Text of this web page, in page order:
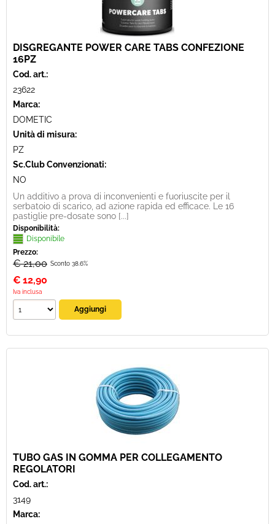
DISGREGANTE POWER CARE TABS CONFEZIONE
16PZ
Cod. art.:
23622
Marca:
DOMETIC
Unità di misura:
PZ
Sc.Club Convenzionati:
NO
Un additivo a prova di inconvenienti e fuoriuscite per il
serbatoio di scarico, ad azione rapida ed efficace. Le 16
pastiglie pre-dosate sono [...]
Disponibilità:
Disponibile
Prezzo:
€ 21,00 Sconto 38.6%
€ 12,90
Iva inclusa
TUBO GAS IN GOMMA PER COLLEGAMENTO
REGOLATORI
Cod. art.:
3149
Marca: